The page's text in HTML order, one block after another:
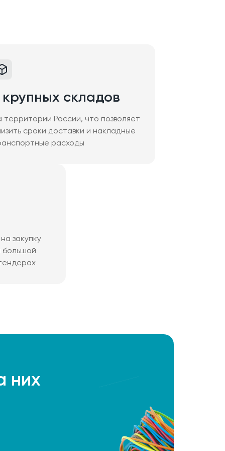
крупных складов
территории России, что позволяет
сроки доставки и накладные
расходы
закупку
большой
них